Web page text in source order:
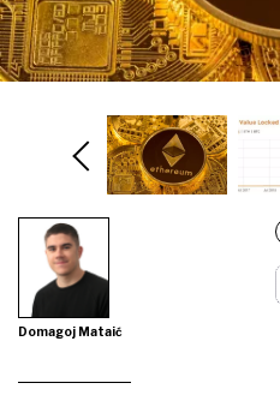
Domagoj Mataić